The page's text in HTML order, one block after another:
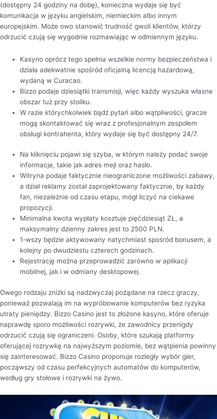
(dostępny 24 godziny na dobę), konieczna wydaje się być
komunikacja w języku angielskim, niemieckim albo innym
europejskim. Może owo stanowić trudność gwoli klientów, którzy
odrzucić czują się wygodnie rozmawiając w odmiennym języku.
Kasyno oprócz tego spełnia wszelkie normy bezpieczeństwa i
działa adekwatnie spośród oficjalną licencją hazardową,
wydaną w Curacao.
Bizzo podaje dziesiątki transmisji, więc każdy wyszuka własne
obszar tuż przy stoliku.
W razie którychkolwiek bądź pytań albo wątpliwości, gracze
mogą skontaktować się wraz z profesjonalnym zespołem
obsługi kontrahenta, który wydaje się być dostępny 24/7.
Na kliknięciu pojawi się szyba, w którym należy podać swoje
informacje, takie jak adres mejl oraz hasło.
Witryna podaje faktycznie nieograniczone możliwości zabawy,
a dział reklamy został zaprojektowany faktycznie, by każdy
fan, niezależnie od czasu etapu, mógł liczyć na ciekawe
propozycji.
Minimalna kwota wypłaty kosztuje pięćdziesiąt ZŁ, a
maksymalny dzienny zakres jest to 2500 PLN.
1-wszy będzie aktywowany natychmiast spośród bonusem, a
kolejny po dwudziestu czterech godzinach.
Rejestrację można przeprowadzić zarówno w aplikacji
mobilnej, jak i w odmiany desktopowej.
Owego rodzaju zniżki są nadzwyczaj pożądane na rzecz graczy,
ponieważ pozwalają im na wypróbowanie komputerów bez ryzyka
utraty pieniędzy. Bizzo Casino jest to złożone kasyno, które oferuje
naprawdę sporo możliwości rozrywki, że zawodnicy przenigdy
odrzucić czują się ograniczeni. Osoby, które szukają platformy
oferującej rozrywkę na najwyższym poziomie, bez wątpienia powinny
się zainteresować. Bizzo Casino proponuje rozległy wybór gier,
począwszy od czasu perfekcyjnych automatów do komputerów,
według gry stołowe i rozrywki na żywo.